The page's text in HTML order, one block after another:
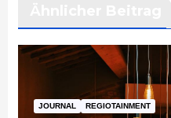
JOURNAL REGIOTAINMENT